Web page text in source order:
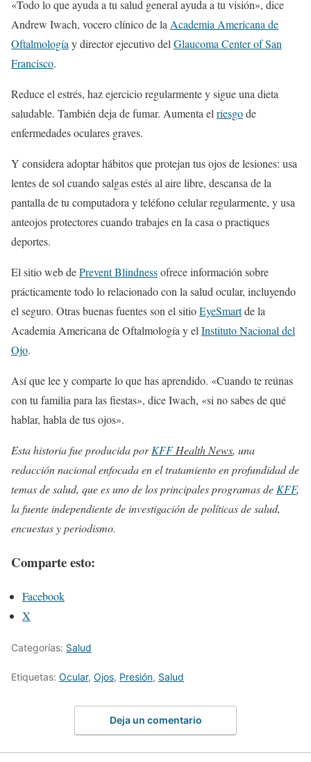
«Todo lo que ayuda a tu salud general ayuda a tu visión», dice
Andrew Iwach, vocero clínico de laAcademia Americana de
Oftalmologíay director ejecutivo delGlaucoma Center of San
Francisco.
Reduce el estrés, haz ejercicio regularmente y sigue una dieta
saludable. También deja de fumar. Aumenta elriesgode
enfermedades oculares graves.
Y considera adoptar hábitos que protejan tus ojos de lesiones: usa
lentes de sol cuando salgas estés al aire libre, descansa de la
pantalla de tu computadora y teléfono celular regularmente, y usa
anteojos protectores cuando trabajes en la casa o practiques
deportes.
El sitio web dePrevent Blindnessofrece información sobre
prácticamente todo lo relacionado con la salud ocular, incluyendo
el seguro. Otras buenas fuentes son el sitioEyeSmartde la
Academia Americana de Oftalmología y elInstituto Nacional del
Ojo.
Así que lee y comparte lo que has aprendido. «Cuando te reúnas
con tu familia para las fiestas», dice Iwach, «si no sabes de qué
hablar, habla de tus ojos».
Esta historia fue producida porKFFHealth News, una
redacción nacional enfocada en el tratamiento en profundidad de
temas de salud, que es uno de los principales programas deKFF,
la fuente independiente de investigación de políticas de salud,
encuestas y periodismo.
Comparte esto:
Facebook
X
Categorías: Salud
Etiquetas: Ocular, Ojos, Presión, Salud
Deja un comentario